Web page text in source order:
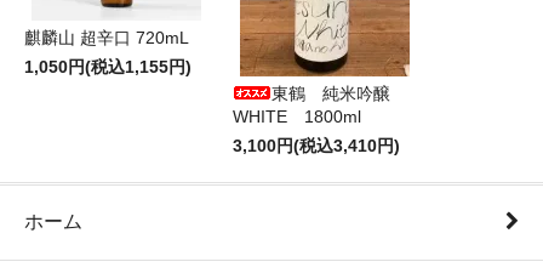
麒麟山 超辛口 720mL
1,050円(税込1,155円)
東鶴 純米吟醸
WHITE 1800ml
3,100円(税込3,410円)
ホーム